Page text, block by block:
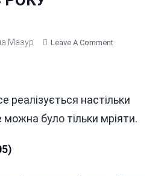
Мазур Leave A CommentOn
13-
КВІТНЯ
реалізується настільки
було тільки мріяти.